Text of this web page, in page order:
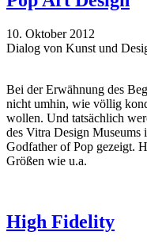
10. Oktober 2012
Dialog von Kunst und
Bei der Erwähnung des
nicht umhin, wie völlig
wollen. Und tatsächlich
des Vitra Design
Godfather of Pop gezeigt.
Größen wie u.a.
High Fidelity